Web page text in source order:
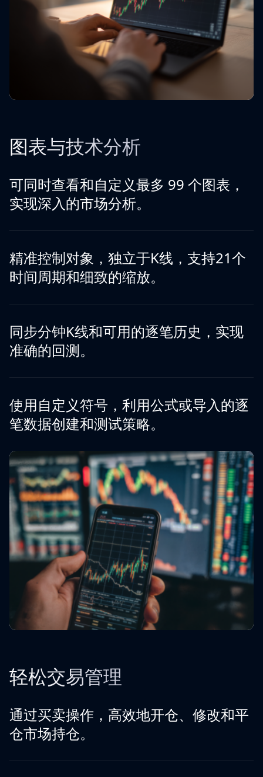
图表与技术分析
可同时查看和自定义最多 99 个图表，
实现深入的市场分析。
精准控制对象，独立于K线，支持21个
时间周期和细致的缩放。
同步分钟K线和可用的逐笔历史，实现
准确的回测。
使用自定义符号，利用公式或导入的逐
笔数据创建和测试策略。
轻松交易管理
通过买卖操作，高效地开仓、修改和平
仓市场持仓。